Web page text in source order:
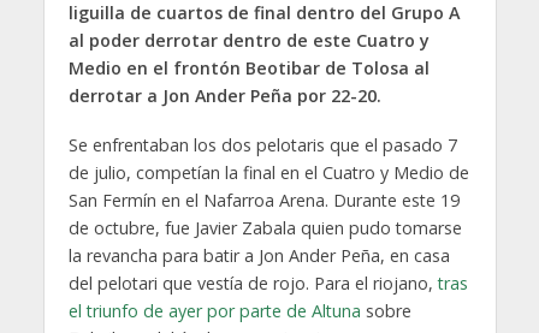
liguilla de cuartos de final dentro del Grupo A
al poder derrotar dentro de este Cuatro y
Medio en el frontón Beotibar de Tolosa al
derrotar a Jon Ander Peña por 22-20.
Se enfrentaban los dos pelotaris que el pasado 7
de julio, competían la final en el Cuatro y Medio de
San Fermín en el Nafarroa Arena. Durante este 19
de octubre, fue Javier Zabala quien pudo tomarse
la revancha para batir a Jon Ander Peña, en casa
del pelotari que vestía de rojo. Para el riojano, tras
el triunfo de ayer por parte de Altuna sobre